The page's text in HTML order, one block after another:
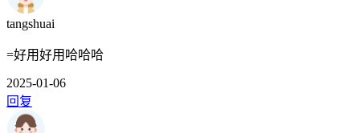
tangshuai
=好用好用哈哈哈
2025-01-06
回复